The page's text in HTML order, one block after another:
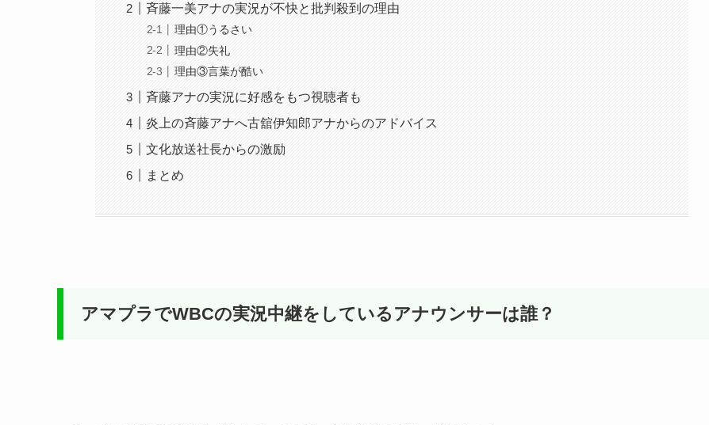
斉藤一美アナの実況が不快と批判殺到の理由
理由①うるさい
理由②失礼
理由③言葉が酷い
斉藤アナの実況に好感をもつ視聴者も
炎上の斉藤アナへ古舘伊知郎アナからのアドバイス
文化放送社長からの激励
まとめ
アマプラでWBCの実況中継をしているアナウンサーは誰？